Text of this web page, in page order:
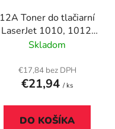
12A Toner do tlačiarní
LaserJet 1010, 1012,
1015, VICTORIA
4k
Skladom
€17,84 bez DPH
€21,94 / ks
DO KOŠÍKA